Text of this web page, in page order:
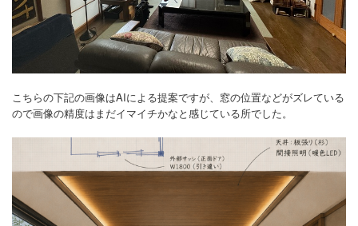
こちらの下記の画像はAIによる提案ですが、窓の位置などがズレている
ので画像の精度はまだイマイチかなと感じている所でした。